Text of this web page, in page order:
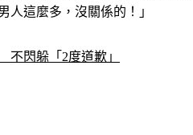
人這麼多，沒關係的！」
不閃躲「2度道歉」